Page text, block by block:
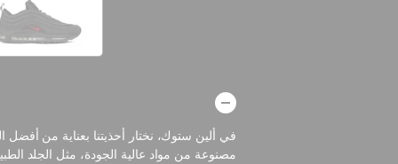
في ألين ستوك، نختار أحذيتنا بعناية من أفضل
مصنوعة من مواد عالية الجودة، مثل الجلد